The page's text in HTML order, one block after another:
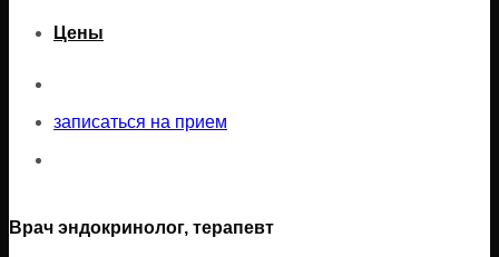
Цены
записаться на прием
Врач эндокринолог, терапевт